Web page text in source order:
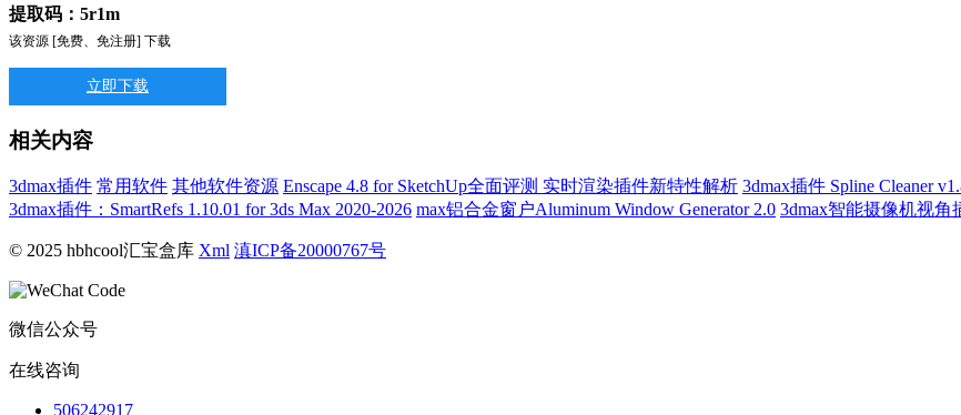
提取码：5r1m
该资源 [免费、免注册] 下载
立即下载
相关内容
3dmax插件 常用软件 其他软件资源 Enscape 4.8 for SketchUp全面评测 实时渲染插件新特性解析 3dmax插件 Spline Cleaner
3dmax插件：SmartRefs 1.10.01 for 3ds Max 2020-2026 max铝合金窗户Aluminum Window Generator 2.0 3dmax智能摄像机视角
© 2025 hbhcool汇宝盒库 Xml 滇ICP备20000767号
微信公众号
在线咨询
506242917